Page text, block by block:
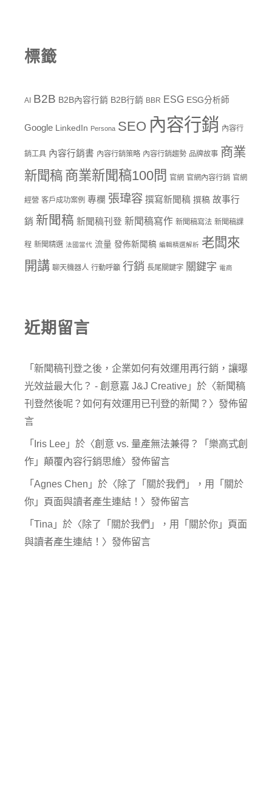
標籤
AI B2B B2B內容行銷 B2B行銷 BBR ESG ESG分析師
Google LinkedIn Persona SEO 內容行銷 內容行
銷工具 內容行銷書 內容行銷策略 內容行銷趨勢 品牌故事 商業
新聞稿 商業新聞稿100問 官網 官網內容行銷 官網
經營 客戶成功案例 專欄 張瑋容 撰寫新聞稿 撰稿 故事行
銷 新聞稿 新聞稿刊登 新聞稿寫作 新聞稿寫法 新聞稿課
程 新聞精選 法國當代 流量 發佈新聞稿 編輯精選解析 老闆來
開講 聊天機器人 行動呼籲 行銷 長尾關鍵字 關鍵字 電商
近期留言
「 新聞稿刊登之後，企業如何有效運用再行銷，讓曝
光效益最大化？ - 創意嘉 J&J Creative 」於〈新聞稿
刊登然後呢？如何有效運用已刊登的新聞？ 〉發佈留
言
「 Iris Lee 」於〈創意 vs. 量產無法兼得？「樂高式創
作」顛覆內容行銷思維〉發佈留言
「 Agnes Chen 」於〈除了「關於我們」，用「關於
你」頁面與讀者產生連結！ 〉發佈留言
「 Tina 」於〈除了「關於我們」，用「關於你」頁面
與讀者產生連結！ 〉發佈留言